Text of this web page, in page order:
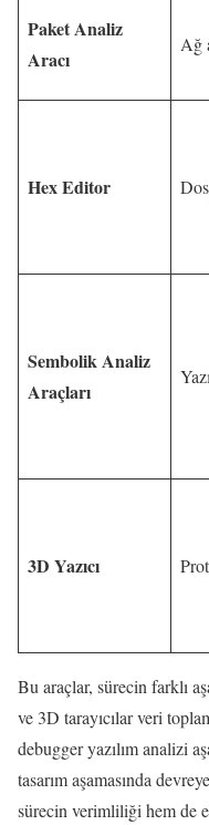
Paket Analiz
Aracı
Ağ
Hex Editor
Sembolik Analiz
Araçları
3D Yazıcı
Bu araçlar, sürecin farklı
ve 3D tarayıcılar veri
debugger yazılım analizi
tasarım aşamasında
sürecin verimliliği hem de